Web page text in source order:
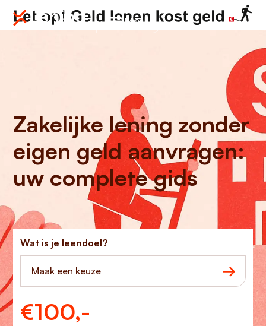
Menu
Zakelijke lening zonder
eigen geld aanvragen:
uw complete gids
Wat is je leendoel?
Maak een keuze
€100,-
Hoeveel wilt u lenen?